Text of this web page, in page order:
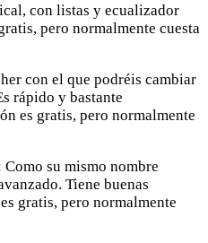
con listas y ecualizador
pero normalmente cuesta
con el que podréis cambiar
rápido y bastante
es gratis, pero normalmente
Como su mismo nombre
Tiene buenas
gratis, pero normalmente